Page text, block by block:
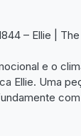
– Ellie |
e o
Ellie. Uma